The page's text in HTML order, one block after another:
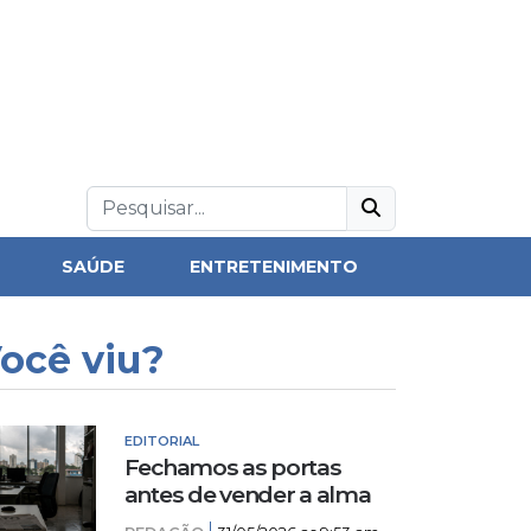
SAÚDE ENTRETENIMENTO
viu?
EDITORIAL
Fechamos as portas
antes de vender a alma